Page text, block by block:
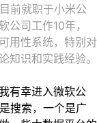
前就职于小米公
公司工作10年，
用性系统，特别对
知识和实践经验。
有幸进入微软公
搜索，一个是广